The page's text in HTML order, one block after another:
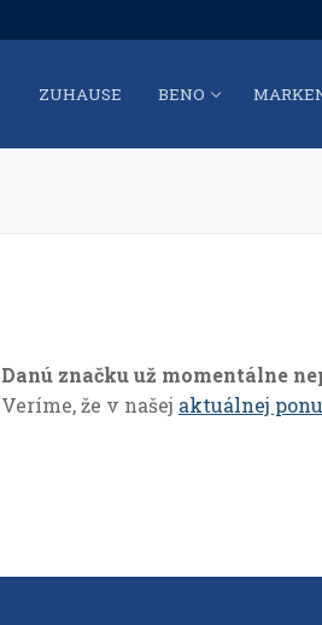
ZUHAUSE BENO
Danú značku už momentálne
Veríme, že v našej aktuálnej